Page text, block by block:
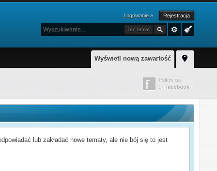
Logowanie » Rejestracja
Ten temat
Wyświetl nową zawartość
lub zakładać nowe tematy, ale nie bój się to jest